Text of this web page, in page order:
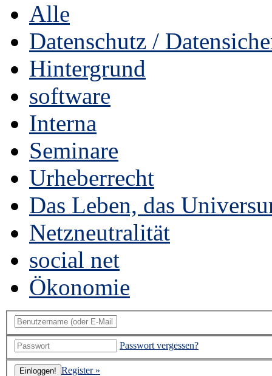
Alle
Datenschutz /
Hintergrund
software
Interna
Seminare
Urheberrecht
Das Leben, das
Netzneutralität
social net
Ökonomie
Passwort vergessen?
Register »